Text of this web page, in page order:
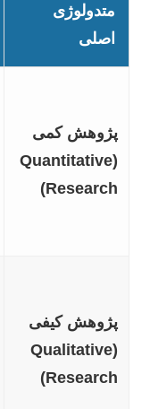
متدولوژی
اصلی
پژوهش کمی
(Quantitative
Research)
پژوهش کیفی
(Qualitative
Research)